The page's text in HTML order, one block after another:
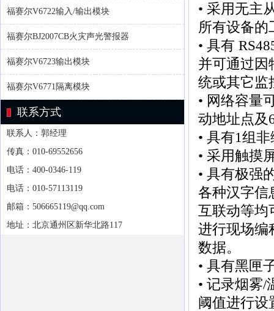
福赛尔V6722输入/输出模块
福赛尔BJ2007CB火灾声光警报器
福赛尔V6723输出模块
福赛尔V6771隔离模块
联系方式
联系人：郭经理
传真：010-69552656
电话：400-0346-119
电话：010-57113119
邮箱：506665119@qq.com
地址：北京通州区新华北路117
• 采用无主
所有设备的
• 具有
并可通过因
统或其它监
• 网络容量
动地址点及
• 具有1组
• 采用触摸
• 具有极强
各种汉字信
互联动等均
进行现场编
数据。
• 具有黑匣
• 记录烟雾
阈值进行设